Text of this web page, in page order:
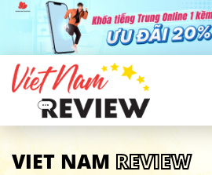
VIET NAM REVIEW